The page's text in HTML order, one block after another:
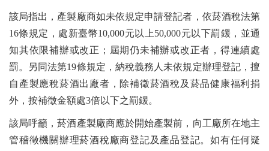
該局指出，產製廠商如未依規定申請登記者，依菸酒稅法第
16條規定，處新臺幣10,000元以上50,000元以下罰鍰，並通
知其依限補辦或改正；屆期仍未補辦或改正者，得連續處
罰。另同法第19條規定，納稅義務人未依規定辦理登記，擅
自產製應稅菸酒出廠者，除補徵菸酒稅及菸品健康福利捐
外，按補徵金額處3倍以下之罰鍰。
該局呼籲，菸酒產製廠商應於開始產製前，向工廠所在地主
管稽徵機關辦理菸酒稅廠商登記及產品登記。如有任何疑